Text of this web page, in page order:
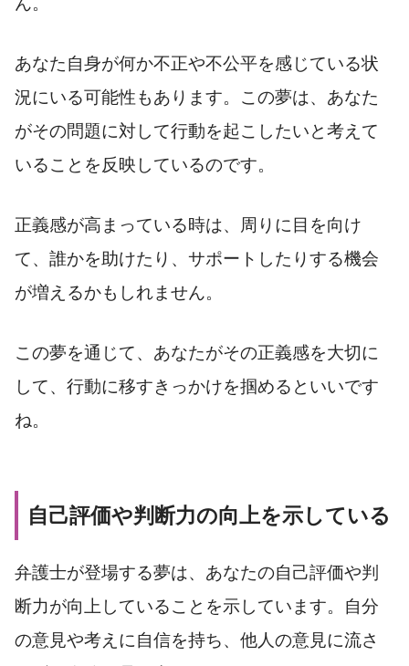
あなた自身が何か不正や不公平を感じている状
況にいる可能性もあります。この夢は、あなた
がその問題に対して行動を起こしたいと考えて
いることを反映しているのです。
正義感が高まっている時は、周りに目を向け
て、誰かを助けたり、サポートしたりする機会
が増えるかもしれません。
この夢を通じて、あなたがその正義感を大切に
して、行動に移すきっかけを掴めるといいです
ね。
自己評価や判断力の向上を示している
弁護士が登場する夢は、あなたの自己評価や判
断力が向上していることを示しています。自分
の意見や考えに自信を持ち、他人の意見に流さ